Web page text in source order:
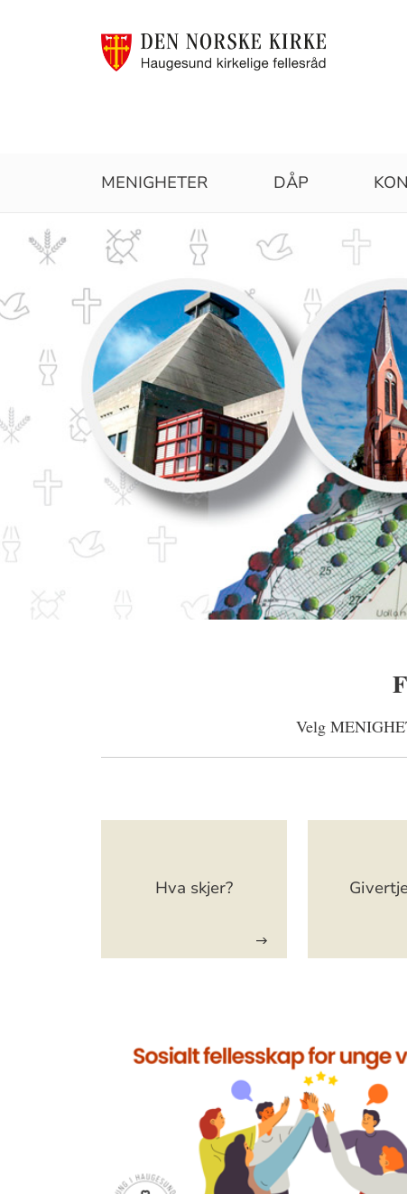
Haugesund
kirkelige
fellesråd
MENIGHETER DÅP
Velg
Hva skjer?